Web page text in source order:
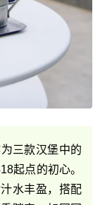
三款汉堡中的
起点的初心。
水丰盈，搭配